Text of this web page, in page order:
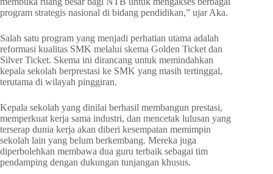
program strategis nasional di bidang pendidikan,” ujar Aka.
Salah satu program yang menjadi perhatian utama adalah
reformasi kualitas SMK melalui skema Golden Ticket dan
Silver Ticket. Skema ini dirancang untuk memindahkan
kepala sekolah berprestasi ke SMK yang masih tertinggal,
terutama di wilayah pinggiran.
Kepala sekolah yang dinilai berhasil membangun prestasi,
memperkuat kerja sama industri, dan mencetak lulusan yang
terserap dunia kerja akan diberi kesempatan memimpin
sekolah lain yang belum berkembang. Mereka juga
diperbolehkan membawa dua guru terbaik sebagai tim
pendamping dengan dukungan tunjangan khusus.